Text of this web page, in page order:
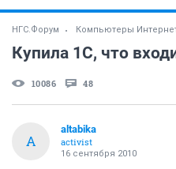
НГС.Форум Компьютеры
Купила 1С, что
10086 48
A
altabika
activist
16 сентября 2010